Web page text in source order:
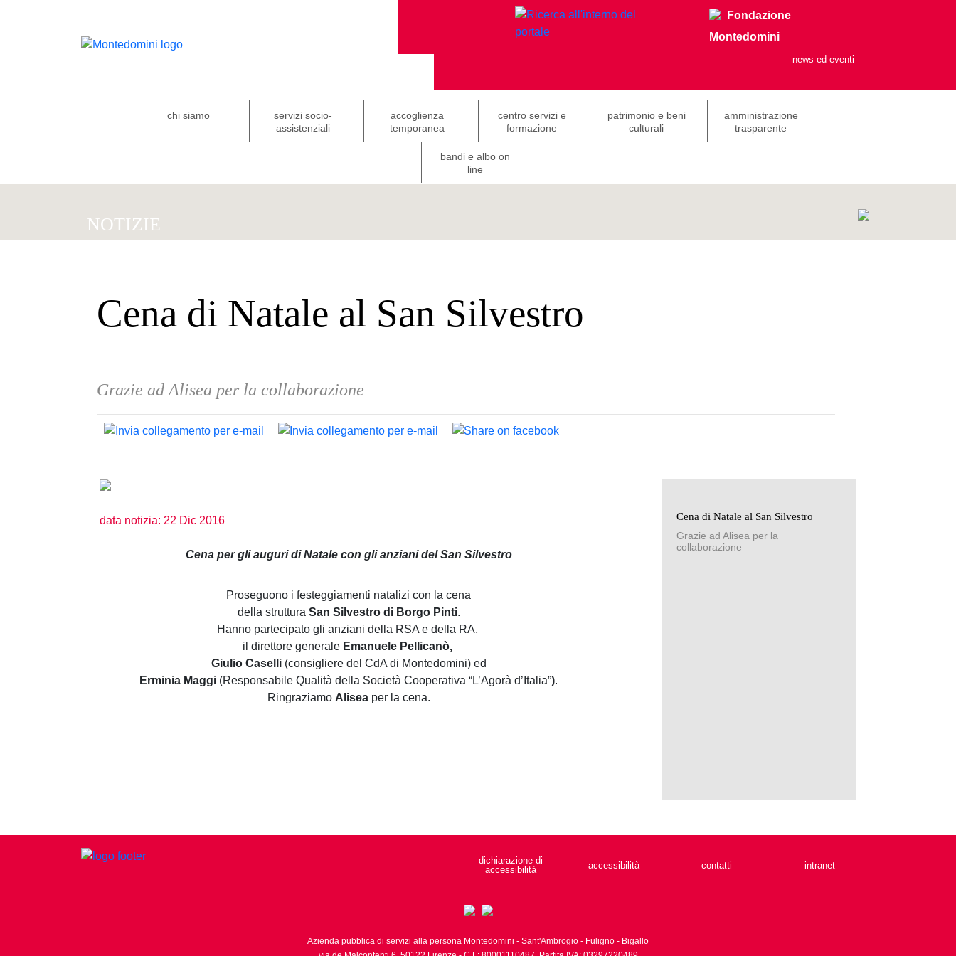
Fondazione
Montedomini
news ed eventi
chi siamo
servizi socio-
assistenziali
accoglienza
temporanea
centro servizi e
formazione
patrimonio e beni
culturali
amministrazione
trasparente
bandi e albo on
line
NOTIZIE
Cena di Natale al San Silvestro
Grazie ad Alisea per la collaborazione
data notizia: 22 Dic 2016
Cena per gli auguri di Natale con gli anziani del San Silvestro
Proseguono i festeggiamenti natalizi con la cena
della struttura San Silvestro di Borgo Pinti.
Hanno partecipato gli anziani della RSA e della RA,
il direttore generale Emanuele Pellicanò,
Giulio Caselli (consigliere del CdA di Montedomini) ed
Erminia Maggi (Responsabile Qualità della Società Cooperativa “L’Agorà d’Italia”).
Ringraziamo Aliseaper la cena.
Cena di Natale al San Silvestro
Grazie ad Alisea per la
collaborazione
dichiarazione di
accessibilità
accessibilità contatti intranet
Azienda pubblica di servizi alla persona Montedomini - Sant'Ambrogio - Fuligno - Bigallo